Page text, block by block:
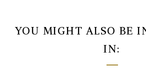
YOU MIGHT ALSO BE
IN: